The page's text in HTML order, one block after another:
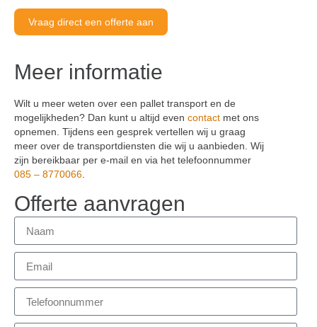
Vraag direct een offerte aan
Meer informatie
Wilt u meer weten over een pallet transport en de
mogelijkheden? Dan kunt u altijd even contact met ons
opnemen. Tijdens een gesprek vertellen wij u graag
meer over de transportdiensten die wij u aanbieden. Wij
zijn bereikbaar per e-mail en via het telefoonnummer
085 – 8770066
Offerte aanvragen